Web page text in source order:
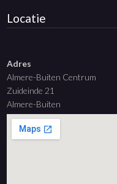
Locatie
Adres
Almere-Buiten Centrum
Zuideinde 21
Almere-Buiten